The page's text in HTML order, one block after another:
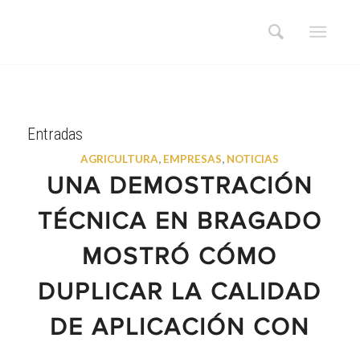
Entradas
AGRICULTURA, EMPRESAS, NOTICIAS
UNA DEMOSTRACIÓN
TÉCNICA EN BRAGADO
MOSTRÓ CÓMO
DUPLICAR LA CALIDAD
DE APLICACIÓN CON